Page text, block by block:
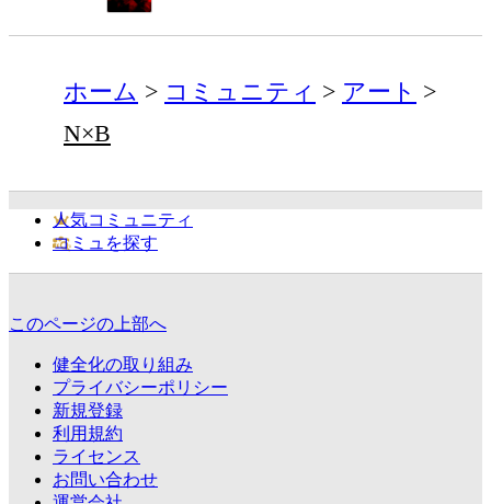
ホーム コミュニティ
アート
N×B
人気コミュニティ
コミュを探す
このページの上部へ
健全化の取り組み
プライバシーポリシー
新規登録
利用規約
ライセンス
お問い合わせ